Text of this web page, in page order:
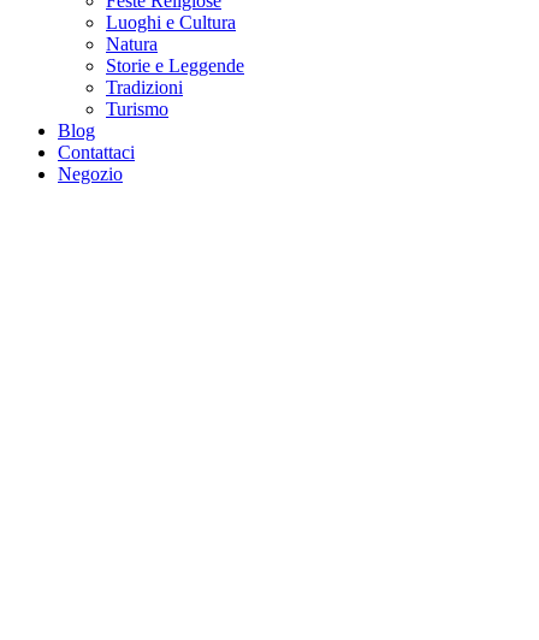
Luoghi e Cultura
Natura
Storie e Leggende
Tradizioni
Turismo
Blog
Contattaci
Negozio